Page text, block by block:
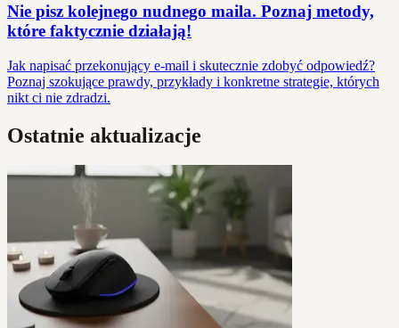
Nie pisz kolejnego nudnego maila. Poznaj metody,
które faktycznie działają!
Jak napisać przekonujący e-mail i skutecznie zdobyć odpowiedź?
Poznaj szokujące prawdy, przykłady i konkretne strategie, których
nikt ci nie zdradzi.
Ostatnie aktualizacje